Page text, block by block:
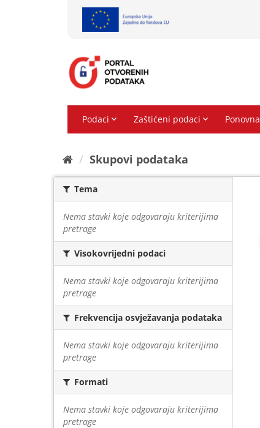
Skupovi podаtаkа
Tema
Nema stavki koje odgovaraju kriterijima
pretrage
Visokovrijedni podaci
Nema stavki koje odgovaraju kriterijima
pretrage
Frekvencija osvježavanja podataka
Nema stavki koje odgovaraju kriterijima
pretrage
Formati
Nema stavki koje odgovaraju kriterijima
pretrage